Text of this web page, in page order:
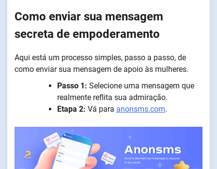
Como enviar sua mensagem
secreta de empoderamento
Aqui está um processo simples, passo a passo, de
como enviar sua mensagem de apoio às mulheres.
Passo 1: Selecione uma mensagem que
realmente reflita sua admiração.
Etapa 2: Vá para anonsms.com.